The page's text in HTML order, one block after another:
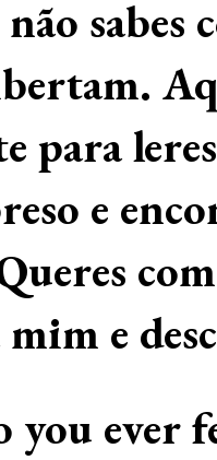
para
e
e
you ever